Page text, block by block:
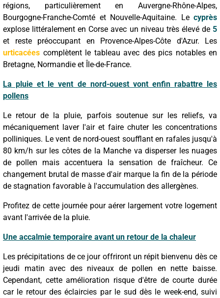
régions, particulièrement en Auvergne-Rhône-Alpes,
Bourgogne-Franche-Comté et Nouvelle-Aquitaine. Le cyprès
explose littéralement en Corse avec un niveau très élevé de 5
et reste préoccupant en Provence-Alpes-Côte d'Azur. Les
urticacées complètent le tableau avec des pics notables en
Bretagne, Normandie et Île-de-France.
La pluie et le vent de nord-ouest vont enfin rabattre les
pollens
Le retour de la pluie, parfois soutenue sur les reliefs, va
mécaniquement laver l'air et faire chuter les concentrations
polliniques. Le vent de nord-ouest soufflant en rafales jusqu'à
80 km/h sur les côtes de la Manche va disperser les nuages
de pollen mais accentuera la sensation de fraîcheur. Ce
changement brutal de masse d'air marque la fin de la période
de stagnation favorable à l'accumulation des allergènes.
Profitez de cette journée pour aérer largement votre logement
avant l'arrivée de la pluie.
Une accalmie temporaire avant un retour de la chaleur
Les précipitations de ce jour offriront un répit bienvenu dès ce
jeudi matin avec des niveaux de pollen en nette baisse.
Cependant, cette amélioration risque d'être de courte durée
car le retour des éclaircies par le sud dès le week-end, suivi